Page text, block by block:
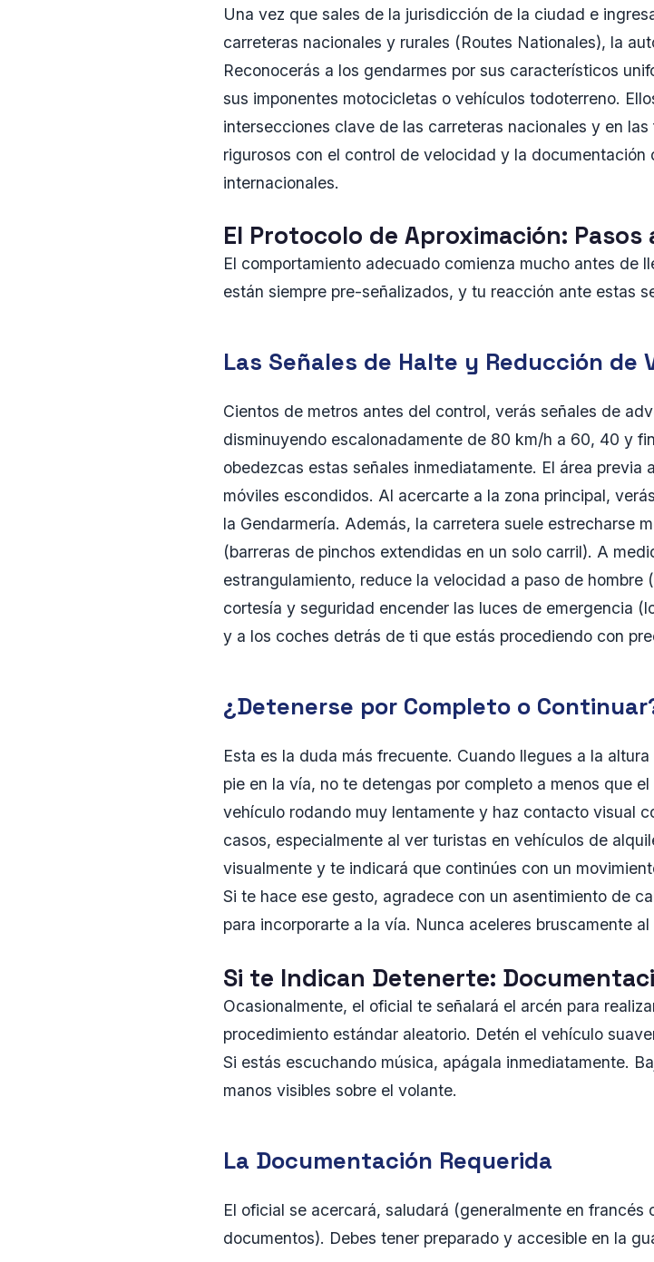
Una vez que sales de la jurisdicción de la ciudad e
carreteras nacionales y rurales (Routes Nationales), la
Reconocerás a los gendarmes por sus característicos
sus imponentes motocicletas o vehículos todoterreno.
intersecciones clave de las carreteras nacionales y en
rigurosos con el control de velocidad y la documentación
internacionales.
El Protocolo de Aproximación: Pasos
El comportamiento adecuado comienza mucho antes de
están siempre pre-señalizados, y tu reacción ante estas
Las Señales de Halte y Reducción de
Cientos de metros antes del control, verás señales de
disminuyendo escalonadamente de 80 km/h a 60, 40 y
obedezcas estas señales inmediatamente. El área
móviles escondidos. Al acercarte a la zona principal,
la Gendarmería. Además, la carretera suele estrecharse
(barreras de pinchos extendidas en un solo carril). A
estrangulamiento, reduce la velocidad a paso de hombre
cortesía y seguridad encender las luces de emergencia
y a los coches detrás de ti que estás procediendo con
¿Detenerse por Completo o
Esta es la duda más frecuente. Cuando llegues a la
pie en la vía, no te detengas por completo a menos que
vehículo rodando muy lentamente y haz contacto visual
casos, especialmente al ver turistas en vehículos de
visualmente y te indicará que continúes con un
Si te hace ese gesto, agradece con un asentimiento de
para incorporarte a la vía. Nunca aceleres bruscamente
Si te Indican Detenerte:
Ocasionalmente, el oficial te señalará el arcén para
procedimiento estándar aleatorio. Detén el vehículo
Si estás escuchando música, apágala inmediatamente.
manos visibles sobre el volante.
La Documentación Requerida
El oficial se acercará, saludará (generalmente en francés
documentos). Debes tener preparado y accesible en la